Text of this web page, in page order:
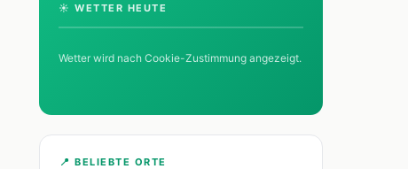
☀️ WETTER HEUTE
Wetter wird nach Cookie-Zustimmung angezeigt.
📍 BELIEBTE ORTE